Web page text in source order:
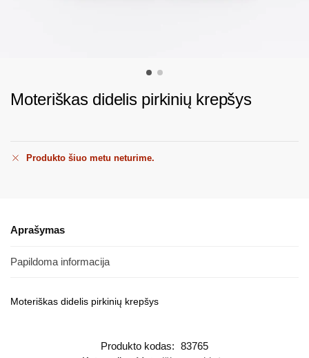
Moteriškas didelis pirkinių krepšys
Produkto šiuo metu neturime.
Aprašymas
Papildoma informacija
Moteriškas didelis pirkinių krepšys
Produkto kodas: 83765